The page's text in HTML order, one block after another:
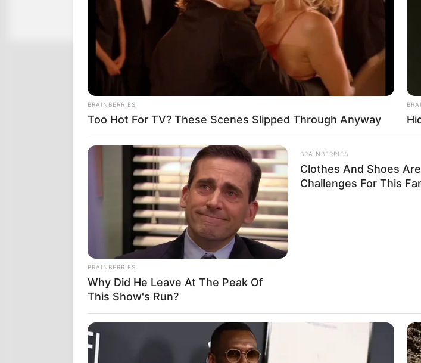
BRAINBERRIES
Too Hot For TV? These Scenes Slipped Through Anyway
BRAINBERRIES
Why Did He Leave At The Peak Of
This Show's Run?
BRAINBERRIES
Clothes And Shoes
Challenges For This
Everyone's Waiting For
These Benefits?
NEURO SHARP
Memory Decline Starts When Seniors Say These 3
Phrases. (See Which Ones)